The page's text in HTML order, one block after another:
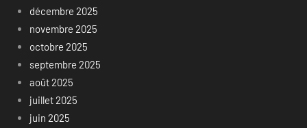
décembre 2025
novembre 2025
octobre 2025
septembre 2025
août 2025
juillet 2025
juin 2025